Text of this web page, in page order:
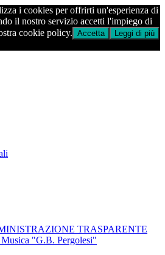
i cookies per offrirti un'esperienza di
il nostro servizio accetti l'impiego di
cookie policy. Accetta Leggi di più
TRASPARENTE